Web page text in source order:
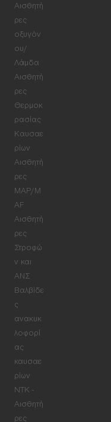
Αισθητή
ρες
οξυγόν
ου/
Λάμδα
Αισθητή
ρες
Θερμοκ
ρασίας
Καυσαε
ρίων
Αισθητή
ρες
MAP/M
AF
Αισθητή
ρες
Στροφώ
ν και
ΑΝΣ
Βαλβίδε
ς
ανακυκ
λοφορί
ας
καυσαε
ρίων
NTK -
Αισθητή
ρες